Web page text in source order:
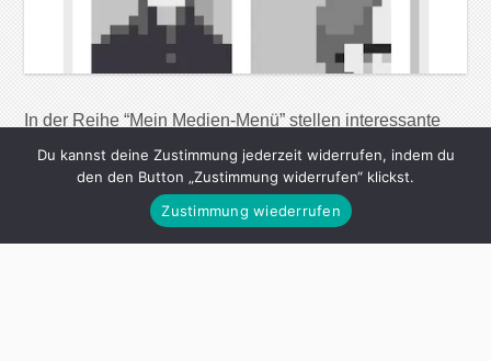
In der Reihe “Mein Medien-Menü” stellen interessante
Menschen ihre Lese-, Seh- und Hörgewohnheiten vor.
Ihre Lieblingsautoren, die wichtigsten Webseiten, tollsten
Magazine, Zeitungen und Radiosendungen – aber auch
Du kannst deine Zustimmung jederzeit widerrufen, indem du
den den Button „Zustimmung widerrufen“ klickst.
Zustimmung wiederrufen